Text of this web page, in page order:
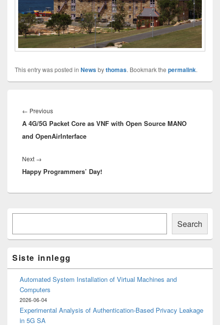
This entry was posted in Newsbythomas. Bookmark the permalink.
← PreviousPrevious
post:
A 4G/5G Packet Core as VNF with Open Source MANO
and OpenAirInterface
Next →
post:
Happy Programmers’ Day!
Primary
Area
Search
Siste innlegg
Automated System Installation of Virtual Machines and
Computers
2026-06-04
Experimental Analysis of Authentication-Based Privacy Leakage
in 5G SA